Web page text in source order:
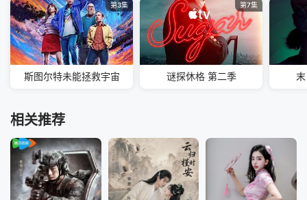
第3集
斯图尔特未能拯救宇宙
第7集
谜探休格 第二季
相关推荐